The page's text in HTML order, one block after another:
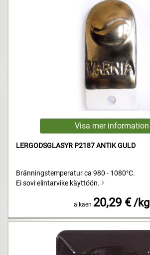
LERGODSGLASYR P2187 ANTIK GULD
Bränningstemperatur ca 980 - 1080°C.
Ei sovi elintarvike käyttöön.
alkaen 20,29 € /kg